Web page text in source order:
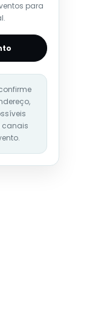
para
canais